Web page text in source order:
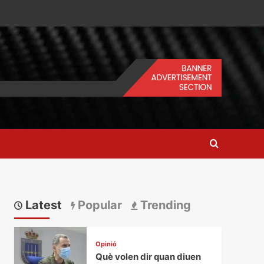
Latest Popular Trending
Opinió
Què volen dir quan diuen